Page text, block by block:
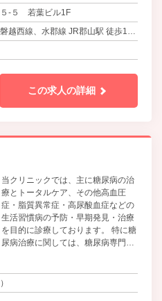
５-５ 若葉ビル1F
越西線、水郡線 JR郡山駅 徒歩16
この求人の詳細
当クリニックでは、主に糖尿病の治
療とトータルケア、その他高血圧
症・脂質異常症・高尿酸血症などの
生活習慣病の予防・早期発見・治療
を目的に診療しております。 特に糖
尿病治療に関しては、糖尿病専門
るようサポートしています。